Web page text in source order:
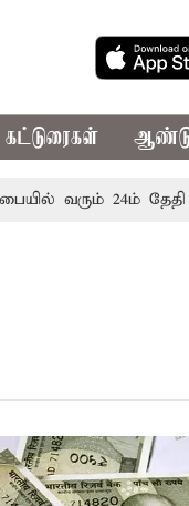
கட்டுரைகள்
வரும் 24ம் தேதி